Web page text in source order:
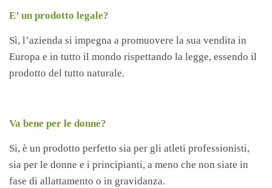
E’ un prodotto legale?
Sì, l’azienda si impegna a promuovere la sua vendita in
Europa e in tutto il mondo rispettando la legge, essendo il
prodotto del tutto naturale.
Va bene per le donne?
Si, è un prodotto perfetto sia per gli atleti professionisti,
sia per le donne e i principianti, a meno che non siate in
fase di allattamento o in gravidanza.